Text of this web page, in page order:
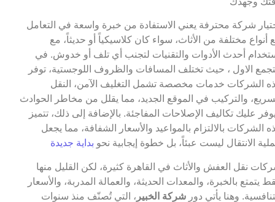
شركة محترفة يعني الاستفادة من خبرة واسعة في التعامل
أنواع مختلفة من الأثاث، سواء كان كلاسيكياً أو حديثاً، مع
أحدث الأدوات والتقنيات لتجنب أي تلف أو خدوش. في
الاول ، حيث تختلف المسافات والظروف اللوجستية، توفر
الشركات خدمات مخصصة تشمل التغليف الآمن، النقل
والتركيب في الموقع الجديد، مما يقلل من مخاطر الحوادث
عليك تكاليف الإصلاحات المفاجئة. بالإضافة إلى ذلك، تتميز
الشركات بالالتزام بالمواعيد والأسعار الشفافة، مما يجعل
الانتقال ليست عبئاً، بل خطوة إيجابية نحو بداية جديدة
نقل العفش والأثاث في القاهرة كثيرة، لكن القليل منها
يتمتع بالخبرة، والمعدات الحديثة، والعمالة المدربة، والأسعار
وهنا يأتي دور شركة الخبير ، التي تُصنّف منذ سنوات